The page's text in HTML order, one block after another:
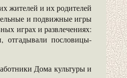
жителей и их родителей
и подвижные игры
играх и развлечениях:
отгадывали пословицы-
Дома культуры и